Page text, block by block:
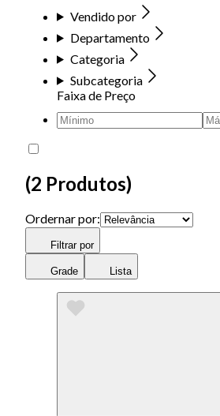
Vendido por
Departamento
Categoria
Subcategoria
Faixa de Preço
(2 Produtos)
Ordernar por:
Filtrar por
Grade Lista